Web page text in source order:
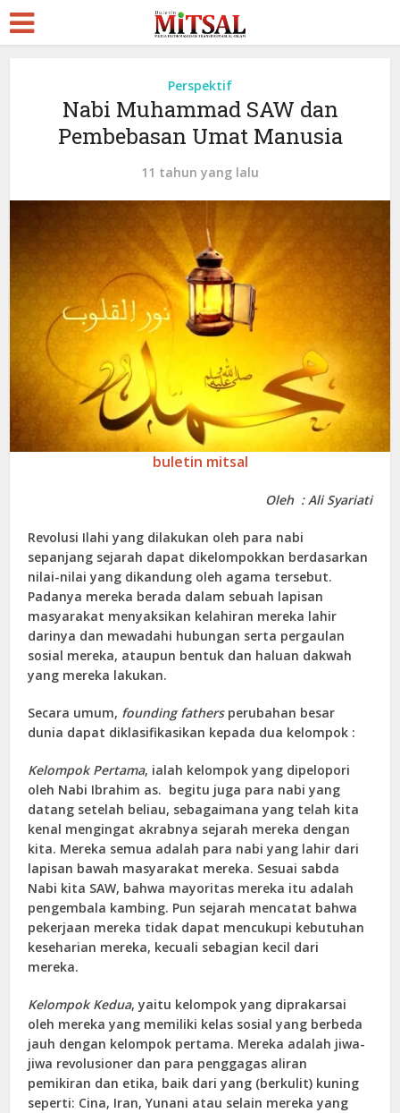
Perspektif
Nabi Muhammad SAW dan
Pembebasan Umat Manusia
11 tahun yang lalu
buletin mitsal
Oleh : Ali Syariati
Revolusi Ilahi yang dilakukan oleh para nabi
sepanjang sejarah dapat dikelompokkan berdasarkan
nilai-nilai yang dikandung oleh agama tersebut.
Padanya mereka berada dalam sebuah lapisan
masyarakat menyaksikan kelahiran mereka lahir
darinya dan mewadahi hubungan serta pergaulan
sosial mereka, ataupun bentuk dan haluan dakwah
yang mereka lakukan.
Secara umum, founding fathersperubahan besar
dunia dapat diklasifikasikan kepada dua kelompok :
Kelompok Pertama, ialah kelompok yang dipelopori
oleh Nabi Ibrahim as. begitu juga para nabi yang
datang setelah beliau, sebagaimana yang telah kita
kenal mengingat akrabnya sejarah mereka dengan
kita. Mereka semua adalah para nabi yang lahir dari
lapisan bawah masyarakat mereka. Sesuai sabda
Nabi kita SAW, bahwa mayoritas mereka itu adalah
pengembala kambing. Pun sejarah mencatat bahwa
pekerjaan mereka tidak dapat mencukupi kebutuhan
keseharian mereka, kecuali sebagian kecil dari
mereka.
Kelompok Kedua, yaitu kelompok yang diprakarsai
oleh mereka yang memiliki kelas sosial yang berbeda
jauh dengan kelompok pertama. Mereka adalah jiwa-
jiwa revolusioner dan para penggagas aliran
pemikiran dan etika, baik dari yang (berkulit) kuning
seperti: Cina, Iran, Yunani atau selain mereka yang